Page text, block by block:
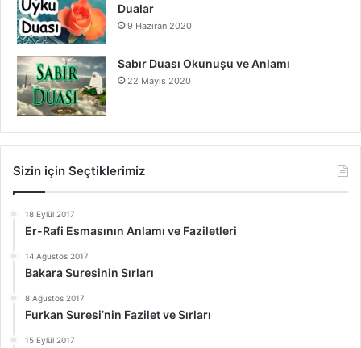
Dualar
9 Haziran 2020
Sabır Duası Okunuşu ve Anlamı
22 Mayıs 2020
Sizin için Seçtiklerimiz
18 Eylül 2017
Er-Rafi Esmasının Anlamı ve Faziletleri
14 Ağustos 2017
Bakara Suresinin Sırları
8 Ağustos 2017
Furkan Suresi’nin Fazilet ve Sırları
15 Eylül 2017